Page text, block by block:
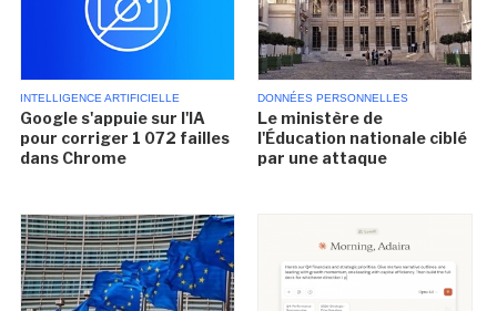
INTELLIGENCE ARTIFICIELLE
Google s'appuie sur l'IA
pour corriger 1 072 failles
dans Chrome
DONNÉES PERSONNELLES
Le ministère de
l'Éducation nationale ciblé
par une attaque